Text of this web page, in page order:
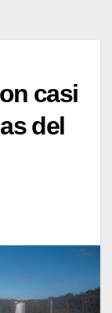
casi
del